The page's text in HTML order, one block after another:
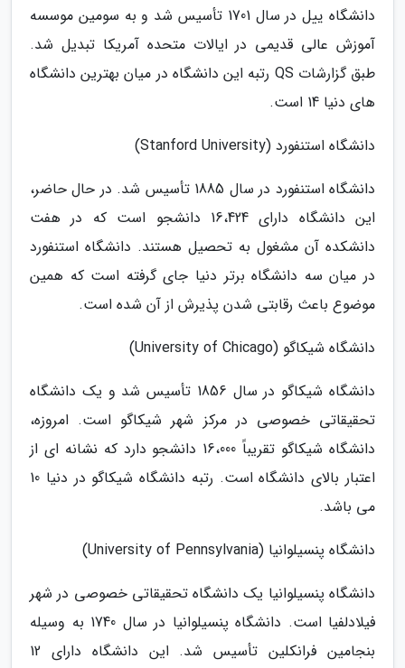
دانشگاه ییل در سال 1701 تأسیس شد و به سومین موسسه
آموزش عالی قدیمی در ایالات متحده آمریکا تبدیل شد.
طبق گزارشات QS رتبه این دانشگاه در میان بهترین دانشگاه
های دنیا 14 است.
دانشگاه استنفورد (Stanford University)
دانشگاه استنفورد در سال 1885 تأسیس شد. در حال حاضر،
این دانشگاه دارای 16،424 دانشجو است که در هفت
دانشکده آن مشغول به تحصیل هستند. دانشگاه استنفورد
در میان سه دانشگاه برتر دنیا جای گرفته است که همین
موضوع باعث رقابتی شدن پذیرش از آن شده است.
دانشگاه شیکاگو (University of Chicago)
دانشگاه شیکاگو در سال 1856 تأسیس شد و یک دانشگاه
تحقیقاتی خصوصی در مرکز شهر شیکاگو است. امروزه،
دانشگاه شیکاگو تقریباً 16،000 دانشجو دارد که نشانه ای از
اعتبار بالای دانشگاه است. رتبه دانشگاه شیکاگو در دنیا 10
می باشد.
دانشگاه پنسیلوانیا (University of Pennsylvania)
دانشگاه پنسیلوانیا یک دانشگاه تحقیقاتی خصوصی در شهر
فیلادلفیا است. دانشگاه پنسیلوانیا در سال 1740 به وسیله
بنجامین فرانکلین تأسیس شد. این دانشگاه دارای 12